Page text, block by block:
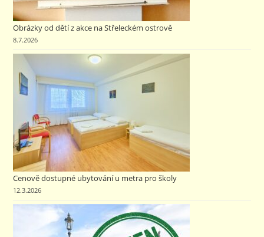
Obrázky od dětí z akce na Střeleckém ostrově
8.7.2026
Cenově dostupné ubytování u metra pro školy
12.3.2026